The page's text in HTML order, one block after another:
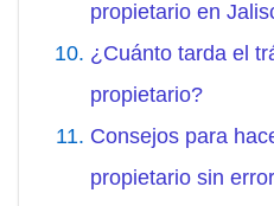
propietario en
¿Cuánto tarda el
propietario?
Consejos para
propietario sin